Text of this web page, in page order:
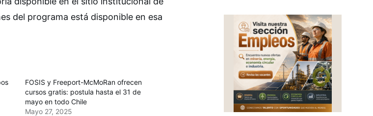
del programa está disponible en esa
FOSIS y Freeport-McMoRan ofrecen
cursos gratis: postula hasta el 31 de
mayo en todo Chile
Mayo 27, 2025